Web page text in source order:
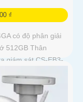
₫
có độ phân giải
512GB Thân
giám sát CS-EB3-